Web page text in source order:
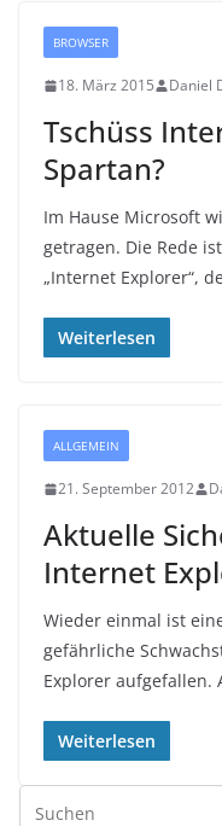
BROWSER
18. März 2015 Daniel
Tschüss
Spartan?
Im Hause Microsoft
getragen. Die Rede
„Internet Explorer“,
Weiterlesen
ALLGEMEIN
21. September 2012
Aktuelle
Internet
Wieder einmal ist
gefährliche
Explorer aufgefallen.
Weiterlesen